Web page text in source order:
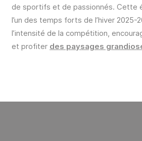
de sportifs et de passionnés. Cette
l’un des temps forts de l’hiver
l’intensité de la compétition,
et profiter des paysages